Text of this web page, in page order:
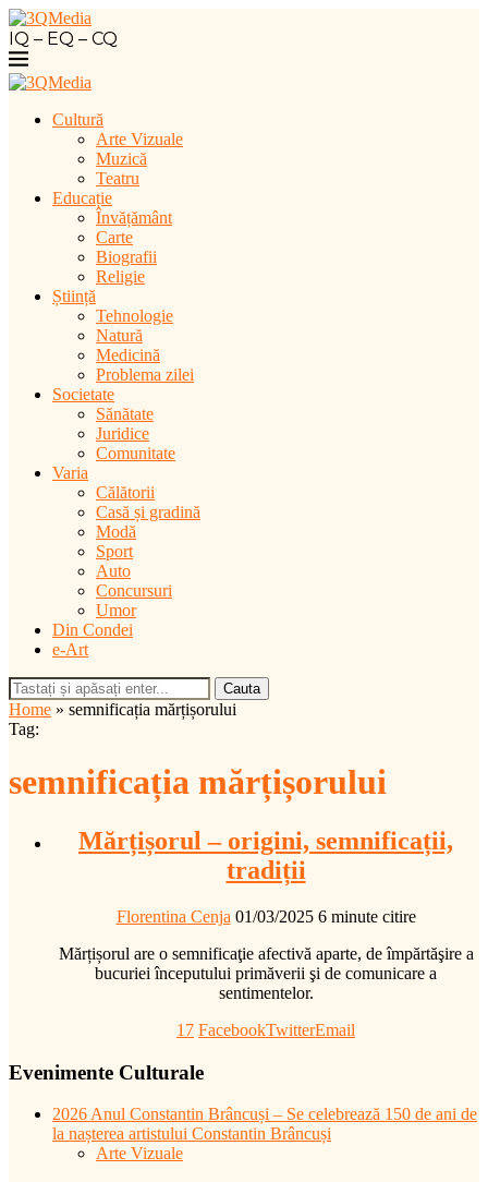
IQ – EQ – CQ
Cultură
Arte Vizuale
Muzică
Teatru
Educație
Învățământ
Carte
Biografii
Religie
Știință
Tehnologie
Natură
Medicină
Problema zilei
Societate
Sănătate
Juridice
Comunitate
Varia
Călătorii
Casă și gradină
Modă
Sport
Auto
Concursuri
Umor
Din Condei
e-Art
Cauta
Home » semnificația mărțișorului
Tag:
semnificația mărțișorului
Mărțișorul – origini, semnificații,
tradiții
Florentina Cenja 01/03/2025 6 minute citire
Mărțișorul are o semnificaţie afectivă aparte, de împărtăşire a
bucuriei începutului primăverii şi de comunicare a
sentimentelor.
17 FacebookTwitterEmail
Evenimente Culturale
2026 Anul Constantin Brâncuși – Se celebrează 150 de ani de
la nașterea artistului Constantin Brâncuși
Arte Vizuale